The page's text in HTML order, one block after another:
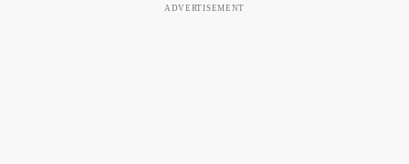
ADVERTISEMENT